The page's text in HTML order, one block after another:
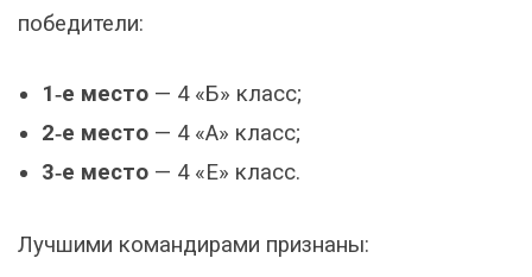
победители:
1‑е место — 4 «Б» класс;
2‑е место — 4 «А» класс;
3‑е место — 4 «Е» класс.
Лучшими командирами признаны: